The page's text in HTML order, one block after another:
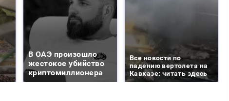
В ОАЭ произошло
жестокое убийство
криптомиллионера
Все новости по
падению вертолета на
Кавказе: читать здесь